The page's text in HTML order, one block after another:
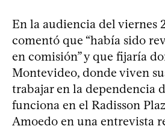
En la audiencia del viernes
comentó que “había sido
en comisión” y que fijaría
Montevideo, donde viven
trabajar en la dependencia
funciona en el Radisson
Amoedo en una entrevista